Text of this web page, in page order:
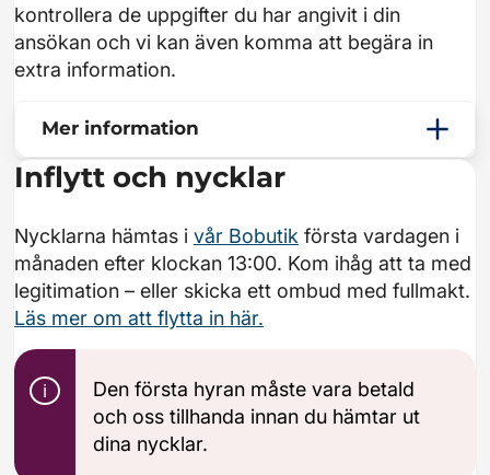
kontrollera de uppgifter du har angivit i din
ansökan och vi kan även komma att begära in
extra information.
Mer information
Inflytt och nycklar
Nycklarna hämtas i vår Bobutik första vardagen i
månaden efter klockan 13:00. Kom ihåg att ta med
legitimation – eller skicka ett ombud med fullmakt.
Läs mer om att flytta in här.
Den första hyran måste vara betald
och oss tillhanda innan du hämtar ut
dina nycklar.